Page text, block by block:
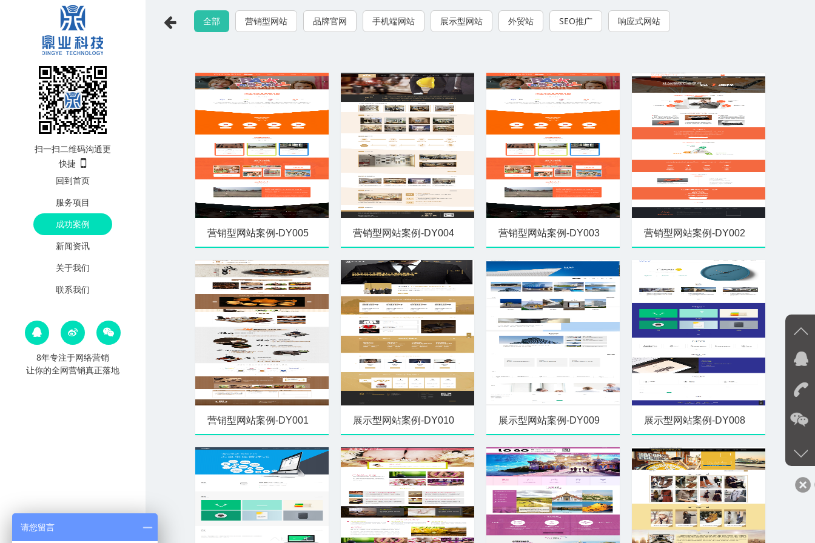
扫一扫二维码沟通更
快捷
回到首页
服务项目
成功案例
新闻资讯
关于我们
联系我们
8年专注于网络营销
让你的全网营销真正落地
全部 营销型网站 品牌官网 手机端网站 展示型网站 外贸站 SEO推广 响应式网站
营销型网站案例-DY005 营销型网站案例-DY004 营销型网站案例-DY003 营销型网站案例-DY002
营销型网站案例-DY001 展示型网站案例-DY010 展示型网站案例-DY009 展示型网站案例-DY008
请您留言